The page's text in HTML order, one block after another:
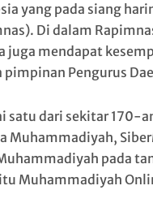
yang pada siang
Di dalam
juga mendapat
pimpinan Pengurus
satu dari sekitar 170-
Muhammadiyah,
pada
Muhammadiyah